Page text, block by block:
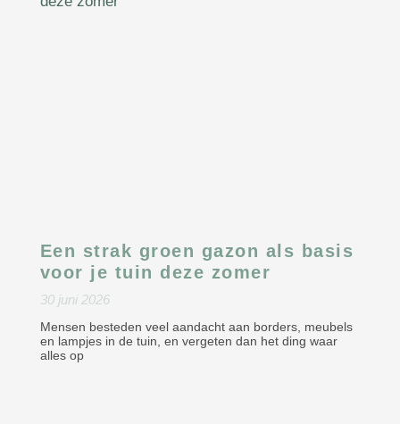
Een strak groen gazon als basis
voor je tuin deze zomer
30 juni 2026
Mensen besteden veel aandacht aan borders, meubels
en lampjes in de tuin, en vergeten dan het ding waar
alles op